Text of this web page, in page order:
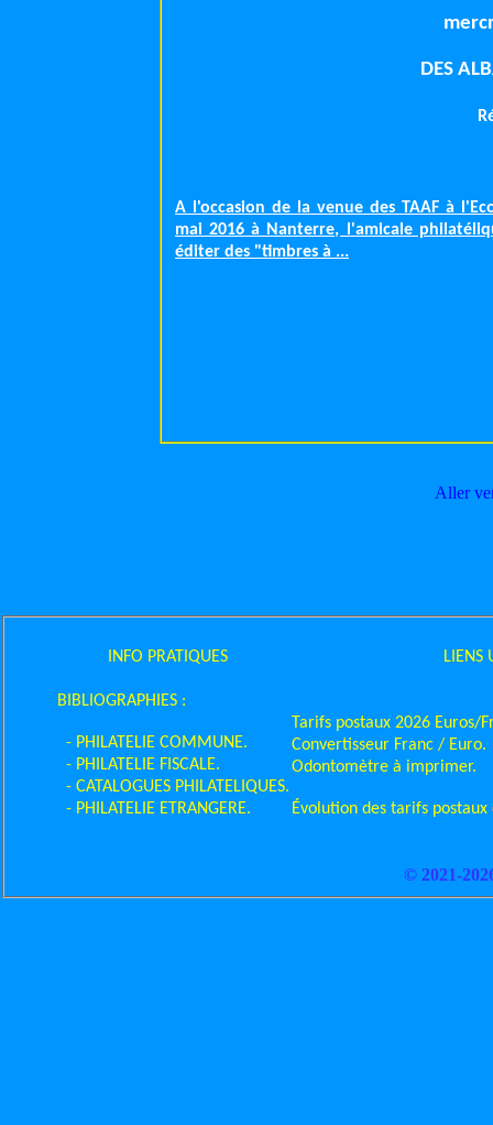
DES
A l'occasion de la venue des TAAF à
mai 2016 à Nanterre, l'amicale
éditer des "timbres à ...
Aller
INFO PRATIQUES
BIBLIOGRAPHIES :
- PHILATELIE COMMUNE.
- PHILATELIE FISCALE.
- CATALOGUES PHILATELIQUES.
- PHILATELIE ETRANGERE.
LIENS
Tarifs postaux 2026 Euros/
Convertisseur Franc / Euro.
Odontomètre à imprimer.
Évolution des tarifs postaux
© 2021-